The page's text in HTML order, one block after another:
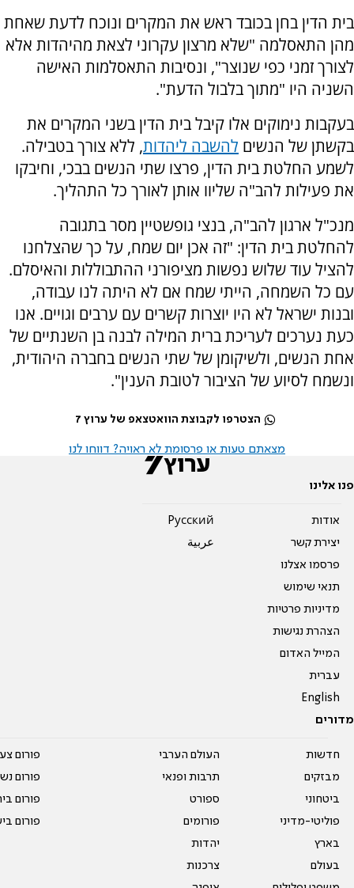
בית הדין בחן בכובד ראש את המקרים ונוכח לדעת שאחת
מהן התאסלמה "שלא מרצון עקרוני לצאת מהיהדות אלא
לצורך זמני כפי שנוצר", ונסיבות התאסלמות האישה
השניה היו "מתוך בלבול הדעת".
בעקבות נימוקים אלו קיבל בית הדין בשני המקרים את
בקשתן של הנשים להשבה ליהדות, ללא צורך בטבילה.
לשמע החלטת בית הדין, פרצו שתי הנשים בבכי, וחיבקו
את פעילות להב"ה שליוו אותן לאורך כל התהליך.
מנכ"ל ארגון להב"ה, בנצי גופשטיין מסר בתגובה
להחלטת בית הדין: "זה אכן יום שמח, על כך שהצלחנו
להציל עוד שלוש נפשות מציפורני ההתבוללות והאיסלם.
עם כל השמחה, הייתי שמח אם לא היתה לנו עבודה,
ובנות ישראל לא היו יוצרות קשרים עם ערבים וגויים. אנו
כעת נערכים לעריכת ברית המילה לבנה בן השנתיים של
אחת הנשים, ולשיקומן של שתי הנשים בחברה היהודית,
ונשמח לסיוע של הציבור לטובת הענין".
הצטרפו לקבוצת הוואטצאפ של ערוץ 7
מצאתם טעות או פרסומת לא ראויה? דווחו לנו
פנו אלינו
אודות
יצירת קשר
פרסמו אצלנו
תנאי שימוש
מדיניות פרטיות
הצהרת נגישות
המייל האדום
עברית
English
Pусский
عربية
מדורים
חדשות
מבזקים
ביטחוני
פוליטי-מדיני
בארץ
בעולם
העולם הערבי
תרבות ופנאי
ספורט
פורומים
יהדות
צרכנות
פורום
פורום
פורום
פורום